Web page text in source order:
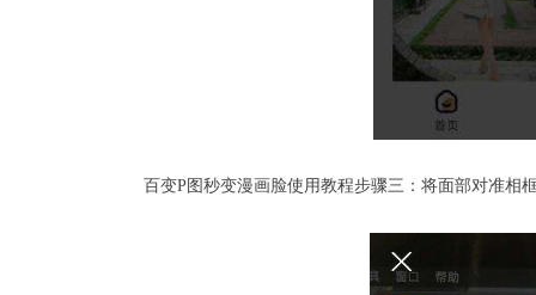
百变P图秒变漫画脸使用教程步骤三：将面部对准相